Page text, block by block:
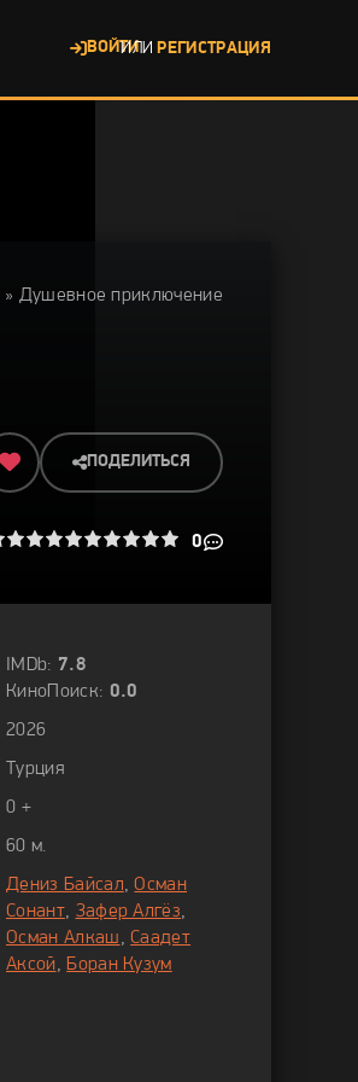
ВОЙТИ
ИЛИ РЕГИСТРАЦИЯ
» Душевное приключение
ПОДЕЛИТЬСЯ
8 9 10 0
IMDb: 7.8
КиноПоиск: 0.0
2026
Турция
0 +
60 м.
Дениз Байсал,Осман
Сонант, Зафер Алгёз,
Осман Алкаш,Саадет
Аксой, Боран Кузум